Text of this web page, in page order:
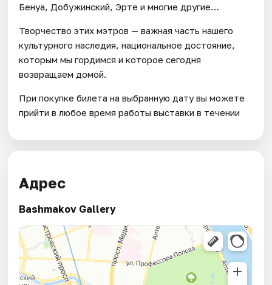
Бенуа, Добужинский, Эрте и многие другие…
Творчество этих мэтров — важная часть нашего
культурного наследия, национальное достояние,
которым мы гордимся и которое сегодня
возвращаем домой.
При покупке билета на выбранную дату вы можете
прийти в любое время работы выставки в течении
Адрес
Bashmakov Gallery